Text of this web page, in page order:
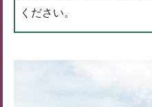
ください。